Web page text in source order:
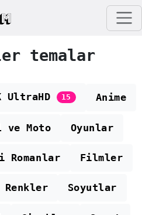
temalar
UltraHD 15 Anime
ve Moto Oyunlar
Romanlar Filmler
Renkler Soyutlar